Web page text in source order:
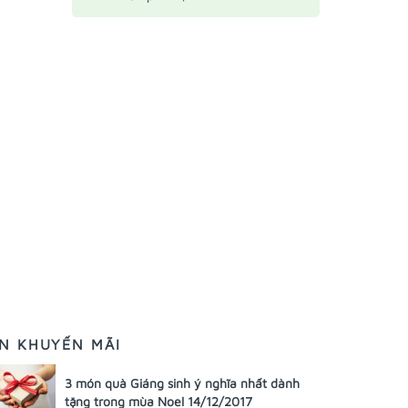
KHUYẾN MÃI
3 món quà Giáng sinh ý nghĩa nhất dành
tặng trong mùa Noel 14/12/2017